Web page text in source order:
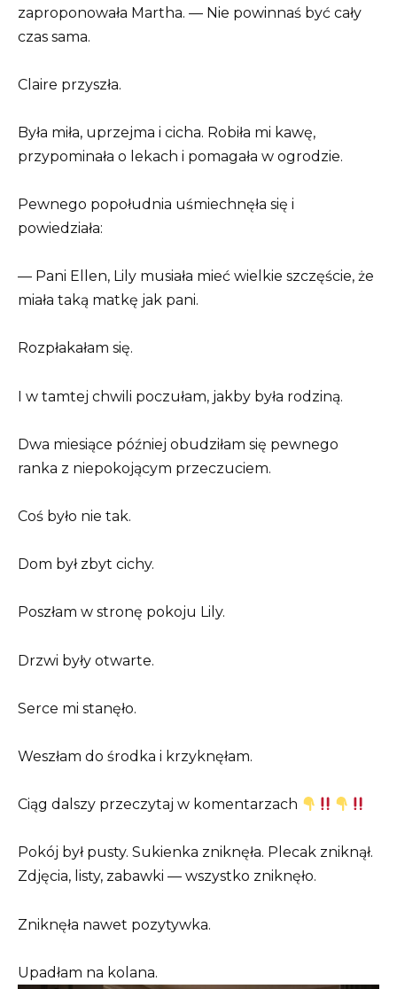
zaproponowała Martha. — Nie powinnaś być cały
czas sama.
Claire przyszła.
Była miła, uprzejma i cicha. Robiła mi kawę,
przypominała o lekach i pomagała w ogrodzie.
Pewnego popołudnia uśmiechnęła się i
powiedziała:
— Pani Ellen, Lily musiała mieć wielkie szczęście, że
miała taką matkę jak pani.
Rozpłakałam się.
I w tamtej chwili poczułam, jakby była rodziną.
Dwa miesiące później obudziłam się pewnego
ranka z niepokojącym przeczuciem.
Coś było nie tak.
Dom był zbyt cichy.
Poszłam w stronę pokoju Lily.
Drzwi były otwarte.
Serce mi stanęło.
Weszłam do środka i krzyknęłam.
Ciąg dalszy przeczytaj w komentarzach
Pokój był pusty. Sukienka zniknęła. Plecak zniknął.
Zdjęcia, listy, zabawki — wszystko zniknęło.
Zniknęła nawet pozytywka.
Upadłam na kolana.